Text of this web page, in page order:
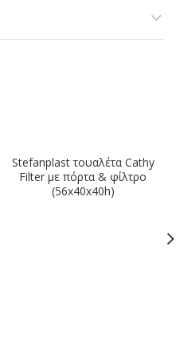
Stefanplast τουαλέτα Cathy
Filter με πόρτα & φίλτρο
(56x40x40h)